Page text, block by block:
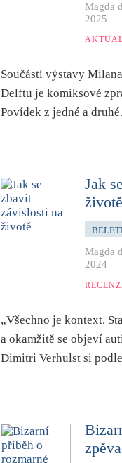
Magda
2025
Součástí výstavy
Delftu je komiksové
Povídek z jedné a
Jak
životě
Magda
2024
„Všechno je kontext.
a okamžitě se objeví
Dimitri Verhulst si